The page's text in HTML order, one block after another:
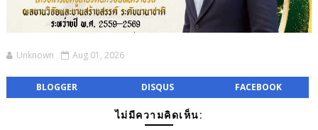
Unknown Aug 01, 2026
BLOGGER DISQUS FACEBOOK
ไม่มีความคิดเห็น: